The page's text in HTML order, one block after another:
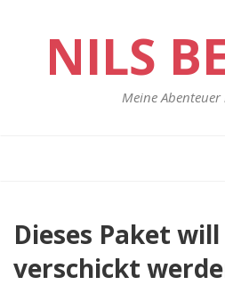
NILS
Meine Abenteuer
Dieses Paket
verschickt